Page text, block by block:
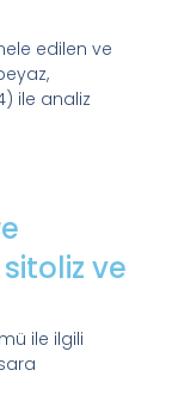
edilen ve
ile analiz
ve
ile ilgili